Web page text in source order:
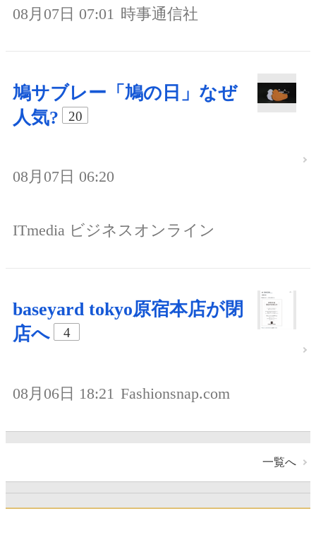
08月07日 07:01 時事通信社
鳩サブレー「鳩の日」なぜ
人気?
20
08月07日 06:20
ITmedia ビジネスオンライン
baseyard tokyo原宿本店が閉
店へ
4
08月06日 18:21 Fashionsnap.com
一覧へ